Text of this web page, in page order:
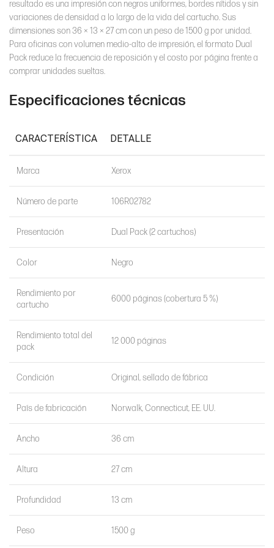
resultado es una impresión con negros uniformes, bordes nítidos y sin
variaciones de densidad a lo largo de la vida del cartucho. Sus
dimensiones son 36 × 13 × 27 cm con un peso de 1500 g por unidad.
Para oficinas con volumen medio-alto de impresión, el formato Dual
Pack reduce la frecuencia de reposición y el costo por página frente a
comprar unidades sueltas.
Especificaciones técnicas
CARACTERÍSTICA DETALLE
Marca Xerox
Número de parte 106R02782
Presentación Dual Pack (2 cartuchos)
Color Negro
Rendimiento por
cartucho
6000 páginas (cobertura 5 %)
Rendimiento total del
pack
12 000 páginas
Condición Original, sellado de fábrica
País de fabricación Norwalk, Connecticut, EE. UU.
Ancho 36 cm
Altura 27 cm
Profundidad 13 cm
Peso 1500 g